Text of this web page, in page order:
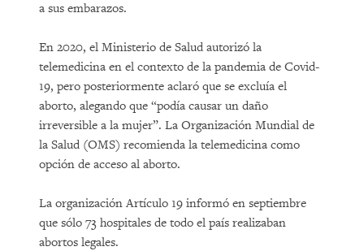
a sus embarazos.
En 2020, el Ministerio de Salud autorizó la
telemedicina en el contexto de la pandemia de Covid-
19, pero posteriormente aclaró que se excluía el
aborto, alegando que “podía causar un daño
irreversible a la mujer”. La Organización Mundial de
la Salud (OMS) recomienda la telemedicina como
opción de acceso al aborto.
La organización Artículo 19 informó en septiembre
que sólo 73 hospitales de todo el país realizaban
abortos legales.